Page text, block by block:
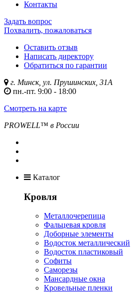
Контакты
Задать вопрос
Похвалить, пожаловаться
Оставить отзыв
Написать директору
Обратиться по гарантии
г. Минск, ул. Прушинских, 31А
пн.-пт. 9:00 - 18:00
Смотреть на карте
PROWELL™ в России
Каталог
Кровля
Металлочерепица
Фальцевая кровля
Доборные элементы
Водосток металлический
Водосток пластиковый
Софиты
Саморезы
Мансардные окна
Кровельные пленки